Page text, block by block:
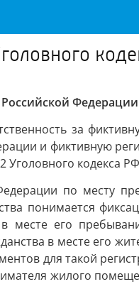
Российской Федерации
за
и фиктивную
кодекса
по месту
понимается
месте его
в месте его
для такой
жилого